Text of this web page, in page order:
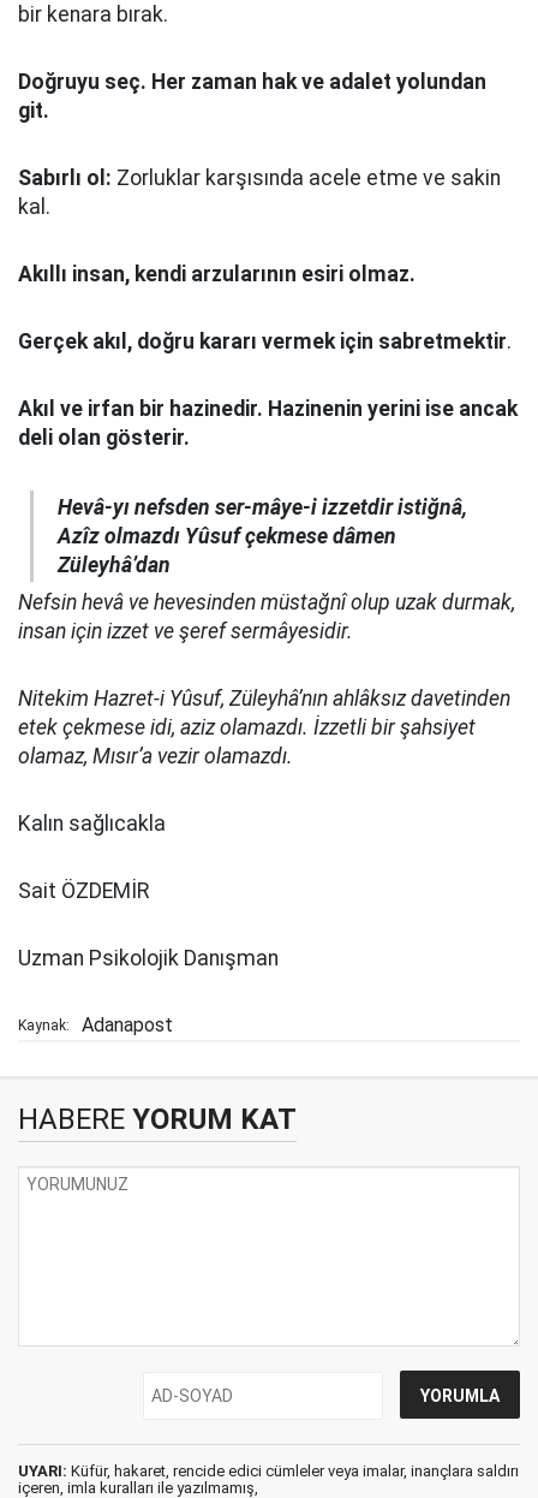
bir kenara bırak.
Doğruyu seç. Her zaman hak ve adalet yolundan
git.
Sabırlı ol: Zorluklar karşısında acele etme ve sakin
kal.
Akıllı insan, kendi arzularının esiri olmaz.
Gerçek akıl, doğru kararı vermek için sabretmektir.
Akıl ve irfan bir hazinedir. Hazinenin yerini ise ancak
deli olan gösterir.
Hevâ-yı nefsden ser-mâye-i izzetdir istiğnâ,
Azîz olmazdı Yûsuf çekmese dâmen
Züleyhâ’dan
Nefsin hevâ ve hevesinden müstağnî olup uzak durmak,
insan için izzet ve şeref sermâyesidir.
Nitekim Hazret-i Yûsuf, Züleyhâ’nın ahlâksız davetinden
etek çekmese idi, aziz olamazdı. İzzetli bir şahsiyet
olamaz, Mısır’a vezir olamazdı.
Kalın sağlıcakla
Sait ÖZDEMİR
Uzman Psikolojik Danışman
Kaynak: Adanapost
HABERE YORUM KAT
UYARI: Küfür, hakaret, rencide edici cümleler veya imalar, inançlara saldırı
içeren, imla kuralları ile yazılmamış,